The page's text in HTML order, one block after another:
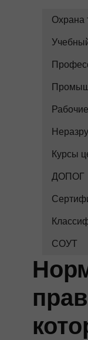
Охрана
Курсы
ДОПОГ
СОУТ